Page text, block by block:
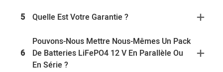
5 Quelle Est Votre Garantie ?
6
Pouvons-Nous Mettre Nous-Mêmes Un Pack
De Batteries LiFePO4 12 V En Parallèle Ou
En Série ?